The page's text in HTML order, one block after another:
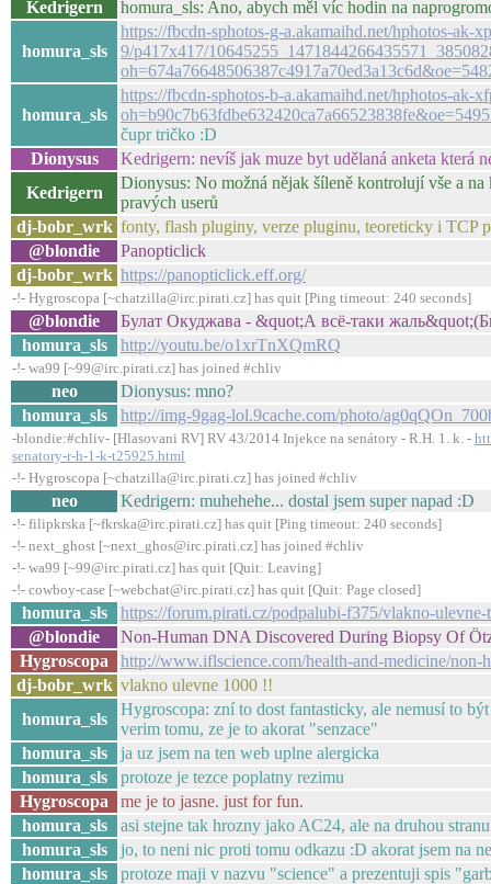
Kedrigern homura_sls: Ano, abych měl víc hodin na
homura_sls
https://fbcdn-sphotos-g-a.akamaihd.net/hphotos-ak-
9/p417x417/
homura_sls
https://fbcdn-sphotos-b-a.akamaihd.net/hphotos-
čupr tričko :D
Dionysus
Kedrigern: nevíš jak muze byt udělaná anketa která
Kedrigern
Dionysus: No možná nějak šíleně kontrolují vše a
pravých userů
dj-bobr_wrk fonty, flash pluginy, verze pluginu, teoreticky i TCP
@blondie
Panopticlick
dj-bobr_wrk https://panopticlick.eff.org/
-!- Hygroscopa [~chatzilla@irc.pirati.cz] has quit [Ping timeout: 240 seconds]
@blondie
Булат Окуджава - &quot;А всё-таки
homura_sls
http://youtu.be/o1xrTnXQmRQ
-!- wa99 [~99@irc.pirati.cz] has joined #chliv
neo
Dionysus: mno?
homura_sls
http://img-9gag-lol.9cache.com/photo/
-blondie:#chliv- [Hlasovani RV] RV 43/2014 Injekce na senátory - R.H. 1. k. -
senatory-r-h-1-k-t25925.html
-!- Hygroscopa [~chatzilla@irc.pirati.cz] has joined #chliv
neo Kedrigern: muhehehe... dostal jsem super napad :D
-!- filipkrska [~fkrska@irc.pirati.cz] has quit [Ping timeout: 240 seconds]
-!- next_ghost [~next_ghos@irc.pirati.cz] has joined #chliv
-!- wa99 [~99@irc.pirati.cz] has quit [Quit: Leaving]
-!- cowboy-case [~webchat@irc.pirati.cz] has quit [Quit: Page closed]
homura_sls
https://forum.pirati.cz/podpalubi-f375/vlakno-
@blondie
Non-Human DNA Discovered During Biopsy Of
Hygroscopa
http://www.iflscience.com/health-and-medicine/
dj-bobr_wrk vlakno ulevne 1000 !!
homura_sls
Hygroscopa: zní to dost fantasticky, ale nemusí to
verim tomu, ze je to akorat "senzace"
homura_sls
ja uz jsem na ten web uplne alergicka
homura_sls
protoze je tezce poplatny rezimu
Hygroscopa
me je to jasne. just for fun.
homura_sls
asi stejne tak hrozny jako AC24, ale na druhou stranu
homura_sls
jo, to neni nic proti tomu odkazu :D akorat jsem na
homura_sls
protoze maji v nazvu "science" a prezentuji spis